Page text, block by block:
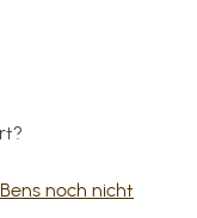
noch nicht